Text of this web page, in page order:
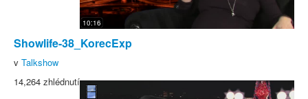
10:16
Showlife-38_KorecExp
v Talkshow
14,264 zhlédnutí